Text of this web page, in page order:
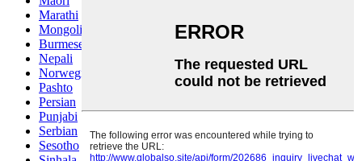
Marathi
Mongolian
Burmese
Nepali
Norwegian
Pashto
Persian
Punjabi
Serbian
Sesotho